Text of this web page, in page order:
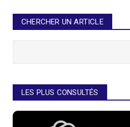
CHERCHER UN ARTICLE
LES PLUS CONSULTÉS